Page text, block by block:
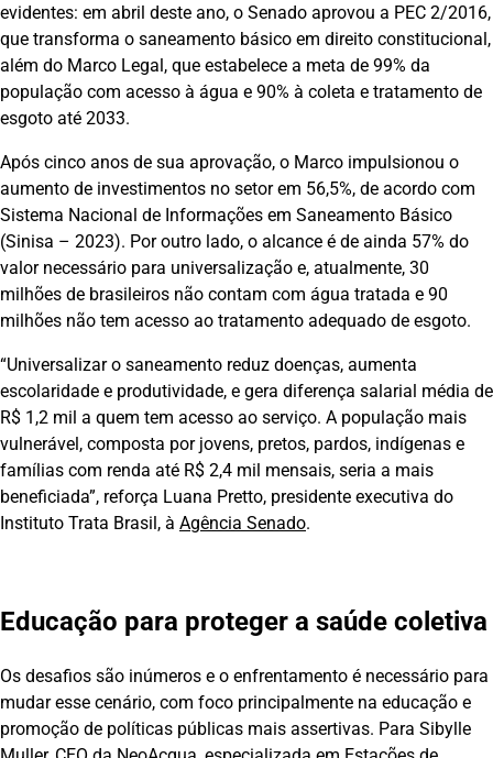
evidentes: em abril deste ano, o Senado aprovou a PEC 2/2016,
que transforma o saneamento básico em direito constitucional,
além do Marco Legal, que estabelece a meta de 99% da
população com acesso à água e 90% à coleta e tratamento de
esgoto até 2033.
Após cinco anos de sua aprovação, o Marco impulsionou o
aumento de investimentos no setor em 56,5%, de acordo com
Sistema Nacional de Informações em Saneamento Básico
(Sinisa – 2023). Por outro lado, o alcance é de ainda 57% do
valor necessário para universalização e, atualmente, 30
milhões de brasileiros não contam com água tratada e 90
milhões não tem acesso ao tratamento adequado de esgoto.
“Universalizar o saneamento reduz doenças, aumenta
escolaridade e produtividade, e gera diferença salarial média de
R$ 1,2 mil a quem tem acesso ao serviço. A população mais
vulnerável, composta por jovens, pretos, pardos, indígenas e
famílias com renda até R$ 2,4 mil mensais, seria a mais
beneficiada”, reforça Luana Pretto, presidente executiva do
Instituto Trata Brasil, à Agência Senado.
Educação para proteger a saúde coletiva
Os desafios são inúmeros e o enfrentamento é necessário para
mudar esse cenário, com foco principalmente na educação e
promoção de políticas públicas mais assertivas. Para Sibylle